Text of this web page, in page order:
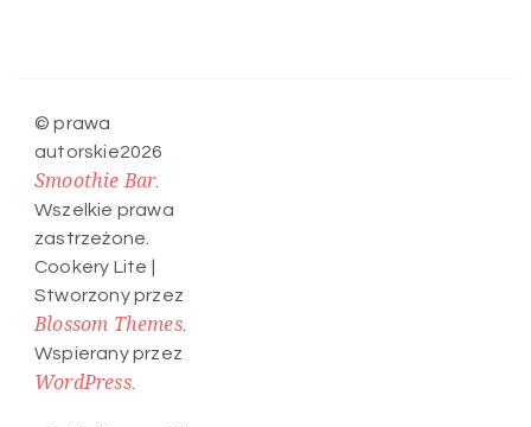
© prawa
autorskie2026
Smoothie Bar.
Wszelkie prawa
zastrzeżone.
Cookery Lite |
Stworzony przez
Blossom Themes.
Wspierany przez
WordPress.